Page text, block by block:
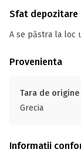
Sfat depozitare
A se păstra la loc
Provenienta
Tara de origine
Grecia
Informații